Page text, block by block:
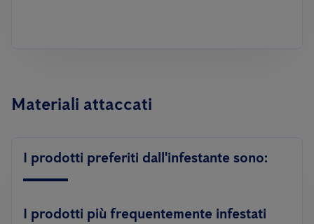
Materiali attaccati
I prodotti preferiti dall'infestante sono:
I prodotti più frequentemente infestati